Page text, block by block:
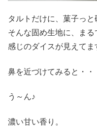
タルトだけに、菓子っと
そんな固め生地に、ま
感じのダイスが見えてま
鼻を近づけてみると・・
う～ん♪
濃い甘い香り。